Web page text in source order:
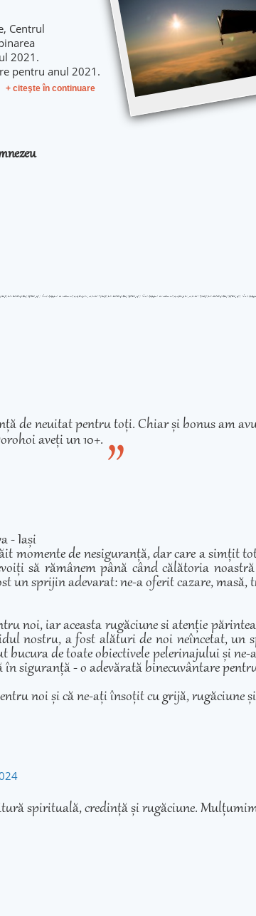
Centrul
2021.
pentru anul 2021.
+ citeşte în continuare
de neuitat pentru toți. Chiar și bonus am
aveți un 10+.
- Iași
momente de nesiguranță, dar care a simțit
să rămânem până când călătoria noastră
un sprijin adevarat: ne-a oferit cazare,
noi, iar aceasta rugăciune si atenție
nostru, a fost alături de noi neîncetat, un
de toate obiectivele pelerinajului și
siguranță - o adevărată binecuvântare
noi și că ne-ați însoțit cu grijă, rugăciune
spirituală, credință și rugăciune.